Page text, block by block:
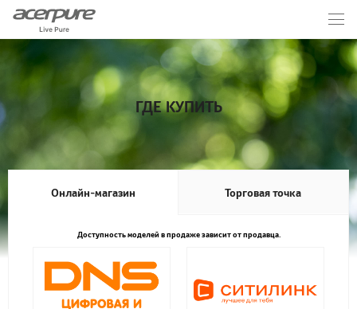
ГДЕ КУПИТЬ
Онлайн-магазин Торговая точка
Доступность моделей в продаже зависит от продавца.